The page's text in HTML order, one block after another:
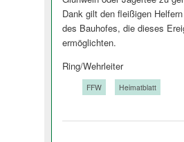
Dank gilt den fleißigen
des Bauhofes, die dieses
ermöglichten.
Ring/Wehrleiter
FFW Heimatblatt